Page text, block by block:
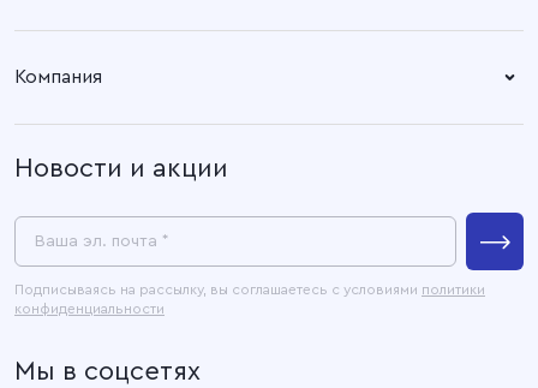
Время работы:
Пн. – Пт: 8.30 – 17.00
Адрес офиса:
Компания
Пресс-центр
Контакты
Карта сайта
Новости и акции
Ваша эл. почта *
Подписываясь на рассылку, вы соглашаетесь с условиями политики
конфиденциальности
Мы в соцсетях